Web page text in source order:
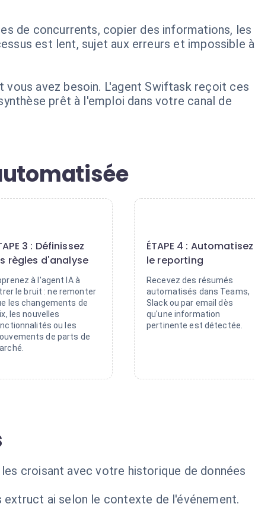
de concurrents, copier des informations, les
est lent, sujet aux erreurs et impossible à
avez besoin. L'agent Swiftask reçoit ces
prêt à l'emploi dans votre canal de
3 : Définissez
règles d'analyse
à l'agent IA à
le bruit : ne remonter
les changements de
les nouvelles
ou les
de parts de
ÉTAPE 4 : Automatisez
le reporting
Recevez des résumés
automatisés dans Teams,
Slack ou par email dès
qu'une information
pertinente est détectée.
croisant avec votre historique de données
extruct ai selon le contexte de l'événement.